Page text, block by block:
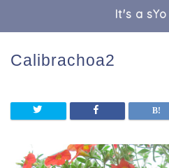
It's a
Calibrachoa2